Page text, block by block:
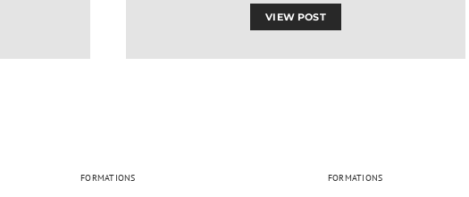
VIEW POST
FORMATIONS FORMATIONS